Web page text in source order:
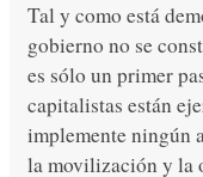
Tal y como está
gobierno no se
es sólo un primer
capitalistas están
implemente ningún
la movilización y la